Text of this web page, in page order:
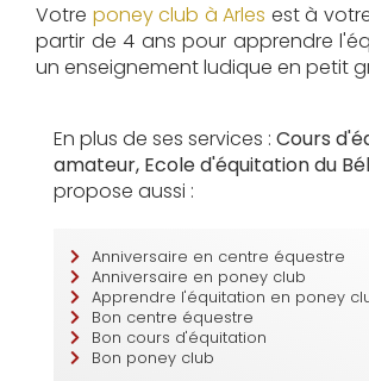
Votre poney club à Arles est à
partir de 4 ans pour apprendre
un enseignement ludique en petit
En plus de ses services : Cours
amateur, Ecole d'équitation du
propose aussi :
Anniversaire en centre équestre
Anniversaire en poney club
Apprendre l'équitation en poney
Bon centre équestre
Bon cours d'équitation
Bon poney club